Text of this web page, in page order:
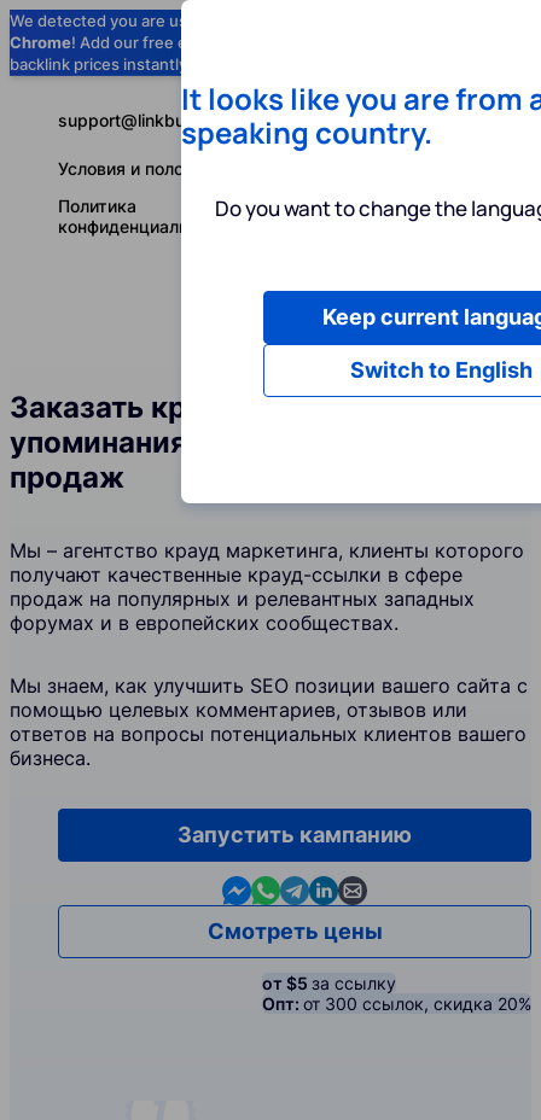
We detected you are using
Chrome! Add our free extension to check
backlink prices instantly as you browse.
Услуги
Русский
support@linkbuilder.com
Условия и положения
Политика
конфиденциальности
Заказать крауд-ссылки и
упоминания бренда в сфере
продаж
Мы – агентство крауд маркетинга, клиенты которого
получают качественные крауд-ссылки в сфере
продаж на популярных и релевантных западных
форумах и в европейских сообществах.
Мы знаем, как улучшить SEO позиции вашего сайта с
помощью целевых комментариев, отзывов или
ответов на вопросы потенциальных клиентов вашего
бизнеса.
Запустить кампанию
Contact us in Messenger
Contact us in WhatsApp
Contact us in Telegram
Contact us in Linkedin
Contact us by email
Смотреть цены
от $5 за ссылку
Опт: от 300 ссылок, скидка 20%
It looks like you are from
speaking country.
Do you want to change the
Switch to English
Keep current